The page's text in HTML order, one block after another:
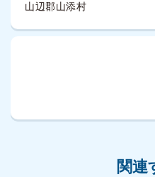
山辺郡山添村
関連